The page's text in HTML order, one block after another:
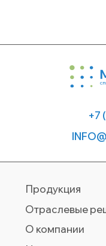
оксида и гидроксида